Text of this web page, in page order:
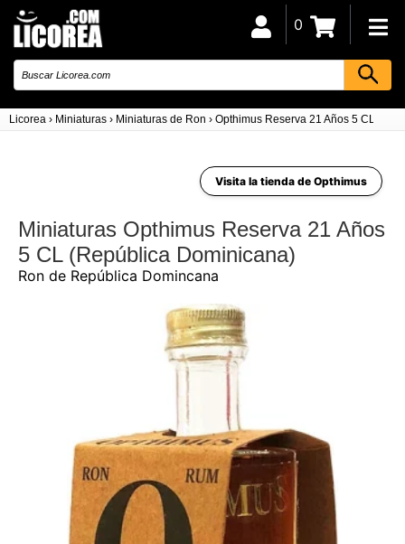
Licorea › Miniaturas › Miniaturas de Ron › Opthimus Reserva 21 Años 5 CL
0
Visita la tienda de Opthimus
Miniaturas Opthimus Reserva 21 Años
5 CL (República Dominicana)
Ron de República Domincana